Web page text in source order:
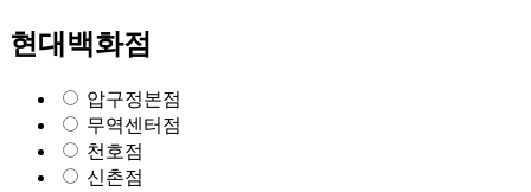
현대백화점
압구정본점
무역센터점
천호점
신촌점